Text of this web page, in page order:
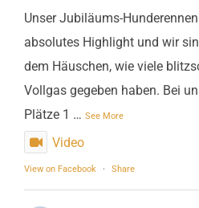
Unser Jubiläums-
absolutes Highlight und wir
dem Häuschen, wie viele
Vollgas gegeben haben. Bei
Plätze 1 … See More
Video
View on Facebook · Share